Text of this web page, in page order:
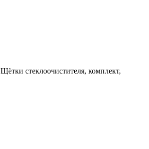
Щётки стеклоочистителя, комплект,